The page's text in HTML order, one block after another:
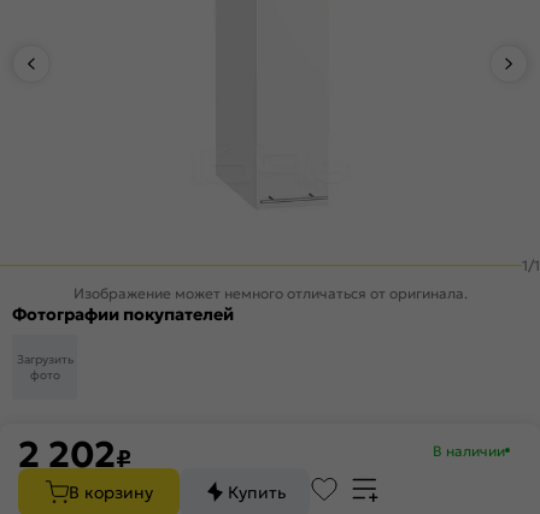
1/1
Изображение может немного отличаться от оригинала.
Фотографии покупателей
Загрузить
фото
2 202₽ В наличии
В корзину
Купить